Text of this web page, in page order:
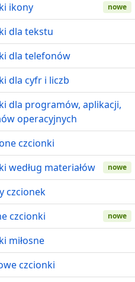
ikony nowe
dla tekstu
dla telefonów
dla cyfr i liczb
dla programów, aplikacji,
operacyjnych
czcionki
według materiałów
nowe
czcionek
czcionki
nowe
miłosne
czcionki